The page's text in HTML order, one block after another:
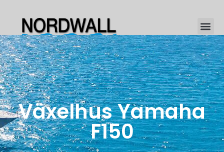
Växelhus Yamaha
F150